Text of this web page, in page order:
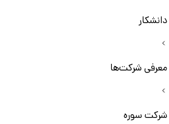
دانشکار
معرفی شرکت‌ها
شرکت سوره